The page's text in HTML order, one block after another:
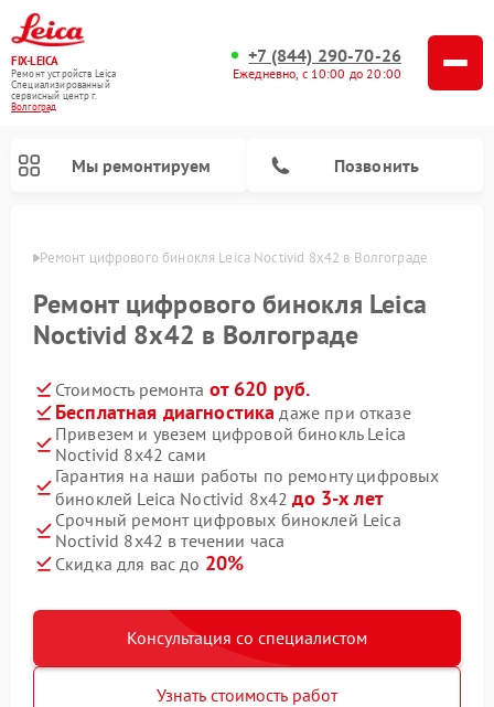
FIX-LEICA
Ремонт устройств Leica
Специализированный
cервисный центр г.
Волгоград
+7 (844) 290-70-26
Ежедневно, с 10:00 до 20:00
Мы ремонтируем Позвонить
Ремонт цифрового бинокля Leica Noctivid 8x42 в Волгограде
Ремонт цифрового бинокля Leica
Noctivid 8x42 в Волгограде
Стоимость ремонта от 620 руб.
Бесплатная диагностика даже при отказе
Привезем и увезем цифровой бинокль Leica
Noctivid 8x42 сами
Гарантия на наши работы по ремонту цифровых
биноклей Leica Noctivid 8x42до 3-х лет
Срочный ремонт цифровых биноклей Leica
Noctivid 8x42 в течении часа
Скидка для вас до 20%
Консультация со специалистом
Узнать стоимость работ